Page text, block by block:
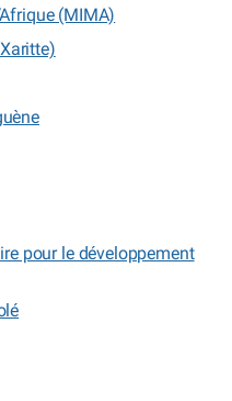
(MIMA)
pour le développement